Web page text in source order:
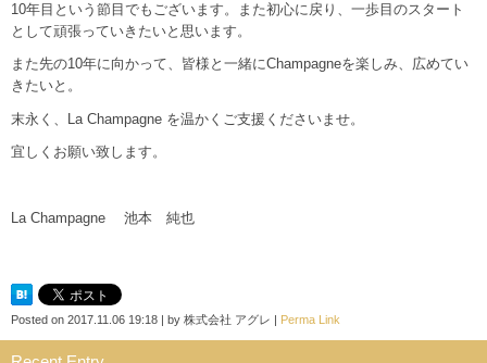
10年目という節目でもございます。また初心に戻り、一歩目のスタート
として頑張っていきたいと思います。
また先の10年に向かって、皆様と一緒にChampagneを楽しみ、広めてい
きたいと。
末永く、La Champagne を温かくご支援くださいませ。
宜しくお願い致します。
La Champagne 池本 純也
Posted on 2017.11.06 19:18 | by 株式会社 アグレ | Perma Link